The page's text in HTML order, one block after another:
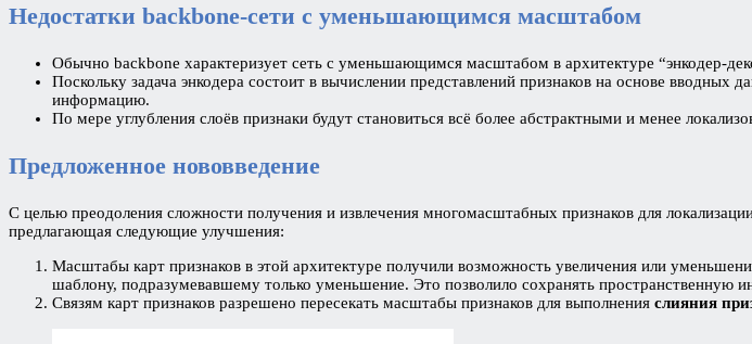
Недостатки backbone-сети с уменьшающимся масштабом
Обычно backbone характеризует сеть с уменьшающимся масштабом в архитектуре “энкодер-
Поскольку задача энкодера состоит в вычислении представлений признаков на основе
информацию.
По мере углубления слоёв признаки будут становиться всё более абстрактными и менее
Предложенное нововведение
С целью преодоления сложности получения и извлечения многомасштабных признаков для
предлагающая следующие улучшения:
Масштабы карт признаков в этой архитектуре получили возможность увеличения или
шаблону, подразумевавшему только уменьшение. Это позволило сохранять пространственную
Связям карт признаков разрешено пересекать масштабы признаков для выполнения слияния